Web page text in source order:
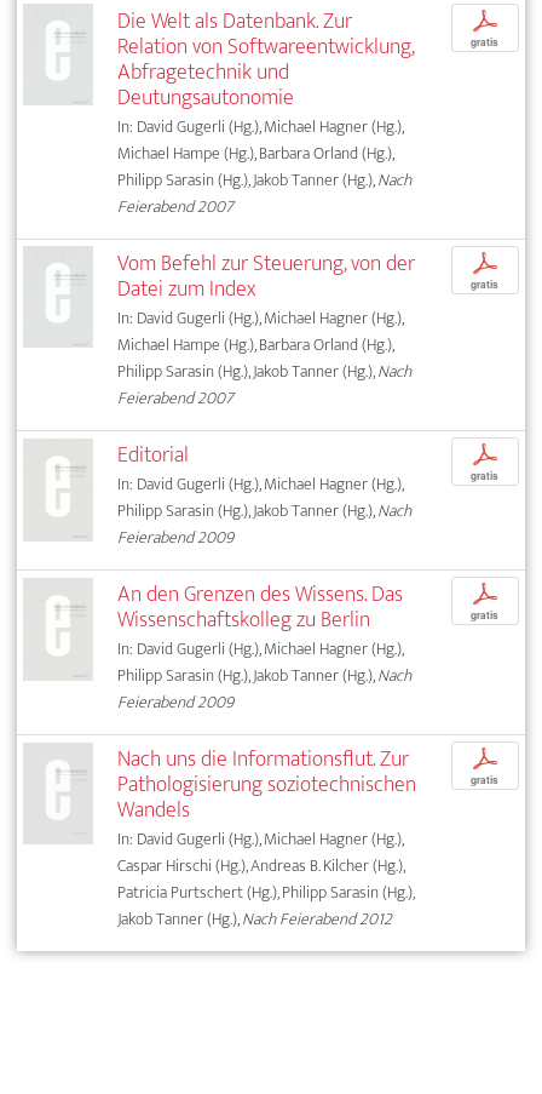
Die Welt als Datenbank. Zur
Relation von Softwareentwicklung,
Abfragetechnik und
Deutungsautonomie
In: David Gugerli (Hg.), Michael Hagner (Hg.),
Michael Hampe (Hg.), Barbara Orland (Hg.),
Philipp Sarasin (Hg.), Jakob Tanner (Hg.),Nach
Feierabend 2007
p
gratis
Vom Befehl zur Steuerung, von der
Datei zum Index
In: David Gugerli (Hg.), Michael Hagner (Hg.),
Michael Hampe (Hg.), Barbara Orland (Hg.),
Philipp Sarasin (Hg.), Jakob Tanner (Hg.),Nach
Feierabend 2007
p
gratis
Editorial
In: David Gugerli (Hg.), Michael Hagner (Hg.),
Philipp Sarasin (Hg.), Jakob Tanner (Hg.),Nach
Feierabend 2009
p
gratis
An den Grenzen des Wissens. Das
Wissenschaftskolleg zu Berlin
In: David Gugerli (Hg.), Michael Hagner (Hg.),
Philipp Sarasin (Hg.), Jakob Tanner (Hg.),Nach
Feierabend 2009
p
gratis
Nach uns die Informationsflut. Zur
Pathologisierung soziotechnischen
Wandels
In: David Gugerli (Hg.), Michael Hagner (Hg.),
Caspar Hirschi (Hg.), Andreas B. Kilcher (Hg.),
Patricia Purtschert (Hg.), Philipp Sarasin (Hg.),
Jakob Tanner (Hg.),Nach Feierabend 2012
p
gratis